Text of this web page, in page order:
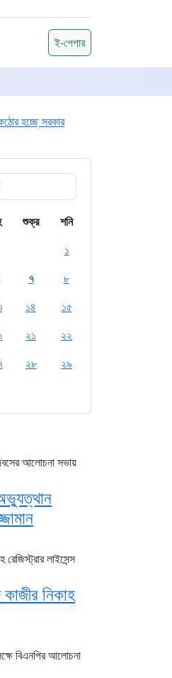
ই-পেপার
হচ্ছে সরকার
শুক্র
শনি
১
৭
৮
১৪
১৫
২১
২২
২৮
২৯
নিকাহ